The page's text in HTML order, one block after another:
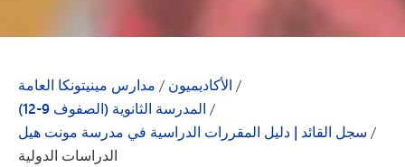
مدارس مينيتونكا العامة / الأكاديميون /
المدرسة الثانوية (الصفوف 9-12) /
سجل القائد | دليل المقررات الدراسية في مدرسة مونت هيل /
الدراسات الدولية